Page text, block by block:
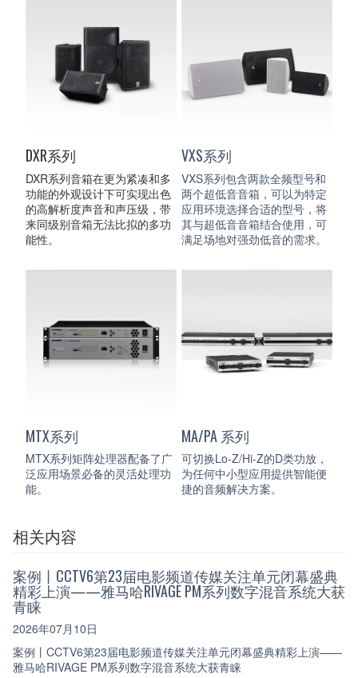
DXR系列
DXR系列音箱在更为紧凑和多
功能的外观设计下可实现出色
的高解析度声音和声压级，带
来同级别音箱无法比拟的多功
能性。
VXS系列
VXS系列包含两款全频型号和
两个超低音音箱，可以为特定
应用环境选择合适的型号，将
其与超低音音箱结合使用，可
满足场地对强劲低音的需求。
MTX系列
MTX系列矩阵处理器配备了广
泛应用场景必备的灵活处理功
能。
MA/PA 系列
可切换Lo-Z/Hi-Z的D类功放，
为任何中小型应用提供智能便
捷的音频解决方案。
相关内容
案例丨CCTV6第23届电影频道传媒关注单元闭幕盛典
精彩上演——雅马哈RIVAGE PM系列数字混音系统大获
青睐
2026年07月10日
案例丨CCTV6第23届电影频道传媒关注单元闭幕盛典精彩上演——
雅马哈RIVAGE PM系列数字混音系统大获青睐